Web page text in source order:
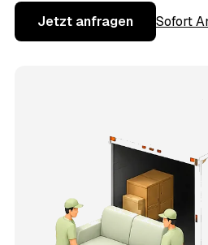
Jetzt anfragen Sofort